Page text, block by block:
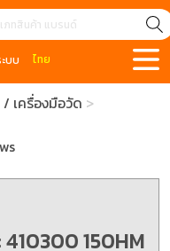
บบ ไทย
เครื่องมือวัด
150HM